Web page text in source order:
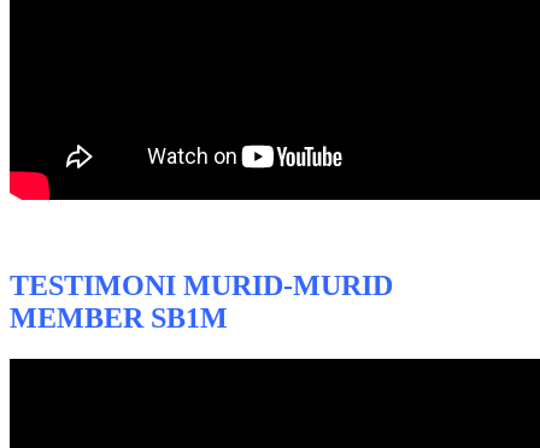
TESTIMONI MURID-MURID
MEMBER SB1M